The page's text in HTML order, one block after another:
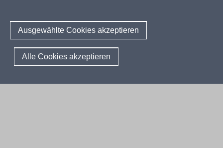
Ausgewählte Cookies akzeptieren
Alle Cookies akzeptieren
Ergebnisberichte
Fragen und Antworten
Rechtsgrundlagen
Termine
Ergebnisberichte
Sprachfeststellungsprüfung
Sprachprüfung im HSU
Kontakt
© 2026 Standardsicherung
Fußzeile
Impressum Datenschutzerklärung